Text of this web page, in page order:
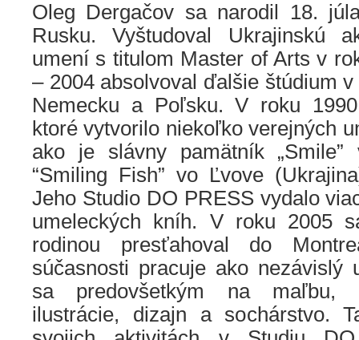
Oleg Dergačov sa narodil 18.
Rusku. Vyštudoval Ukrajinskú
umení s titulom Master of Arts v
– 2004 absolvoval ďalšie štúdium
Nemecku a Poľsku. V roku
ktoré vytvorilo niekoľko verejných
ako je slávny pamätník „Smile”
“Smiling Fish” vo Ľvove
Jeho Studio DO PRESS vydalo
umeleckých kníh. V roku 2005
rodinou presťahoval do
súčasnosti pracuje ako nezávislý
sa predovšetkým na maľbu,
ilustrácie, dizajn a sochárstvo.